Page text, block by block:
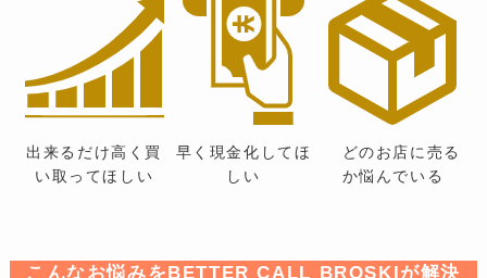
出来るだけ高く買
い取ってほしい
早く現金化してほ
しい
どのお店に売る
か悩んでいる
こんなお悩みをBETTER CALL BROSKIが解決